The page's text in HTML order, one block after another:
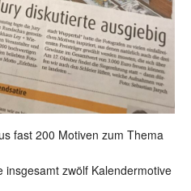
fast 200 Motiven zum Thema
zwölf Kalendermotive